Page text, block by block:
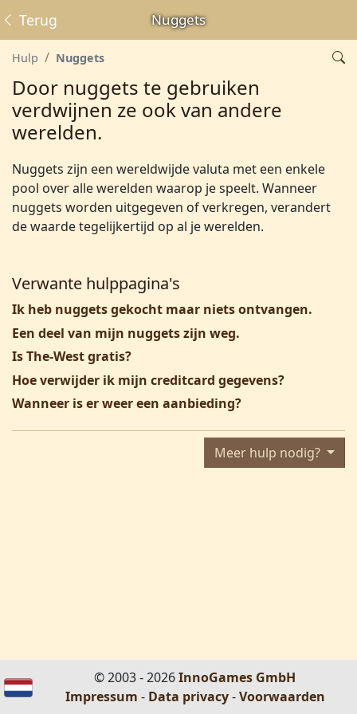
Nuggets
Terug
Hulp Nuggets
Door nuggets te gebruiken
verdwijnen ze ook van andere
werelden.
Nuggets zijn een wereldwijde valuta met een enkele
pool over alle werelden waarop je speelt. Wanneer
nuggets worden uitgegeven of verkregen, verandert
de waarde tegelijkertijd op al je werelden.
Verwante hulppagina's
Ik heb nuggets gekocht maar niets ontvangen.
Een deel van mijn nuggets zijn weg.
Is The-West gratis?
Hoe verwijder ik mijn creditcard gegevens?
Wanneer is er weer een aanbieding?
Meer hulp nodig?
© 2003 - 2026InnoGames GmbH
Impressum - Data privacy-Voorwaarden